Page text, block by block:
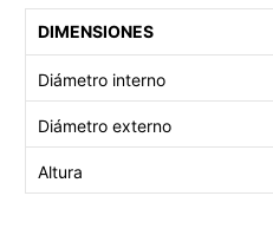
DIMENSIONES
Diámetro interno
Diámetro externo
Altura